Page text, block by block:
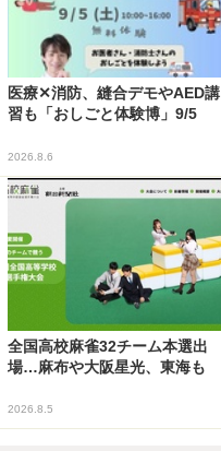
医療✕消防、縫合デモやAED講
習も「おしごと体験博」9/5
2026.8.6
全国高校麻雀32チーム本選出
場…麻布や大阪星光、東海も
2026.8.5